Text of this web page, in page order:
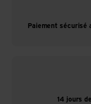
Paiement sécurisé
14 jours